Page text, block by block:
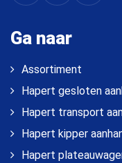
Ga naar
Assortiment
Hapert gesloten
Hapert transport
Hapert kipper
Hapert